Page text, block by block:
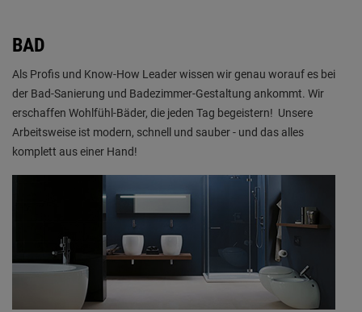
BAD
Als Profis und Know-How Leader wissen wir genau worauf es bei
der Bad-Sanierung und Badezimmer-Gestaltung ankommt. Wir
erschaffen Wohlfühl-Bäder, die jeden Tag begeistern! Unsere
Arbeitsweise ist modern, schnell und sauber - und das alles
komplett aus einer Hand!